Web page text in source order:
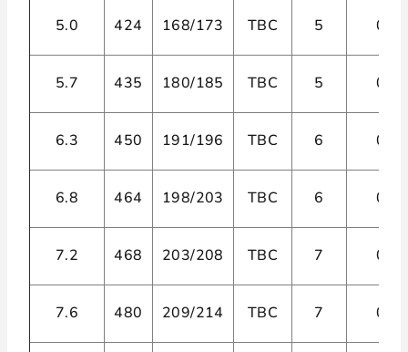
5.0 424 168/173 TBC 5 0
5.7 435 180/185 TBC 5 0
6.3 450 191/196 TBC 6 0
6.8 464 198/203 TBC 6 0
7.2 468 203/208 TBC 7 0
7.6 480 209/214 TBC 7 0